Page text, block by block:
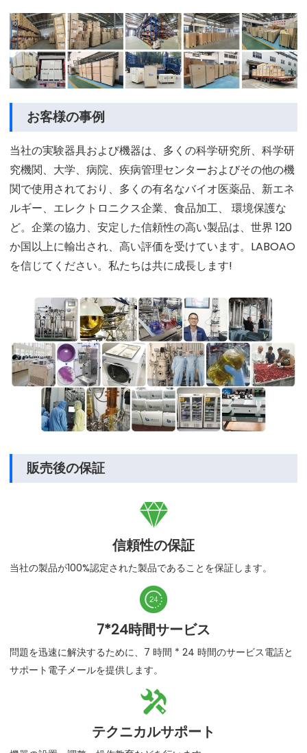
お客様の事例
当社の実験器具および機器は、多くの科学研究所、科学研
究機関、大学、病院、疾病管理センターおよびその他の機
関で使用されており、多くの有名なバイオ医薬品、新エネ
ルギー、エレクトロニクス企業、食品加工、 環境保護な
ど。企業の協力、安定した信頼性の高い製品は、世界 120
か国以上に輸出され、高い評価を受けています。LABOAO
を信じてください。私たちは共に成長します!
販売後の保証

信頼性の保証
当社の製品が100%認定された製品であることを保証します。

7*24時間サービス
問題を迅速に解決するために、7 時間 * 24 時間のサービス電話と
サポート電子メールを提供します。

テクニカルサポート